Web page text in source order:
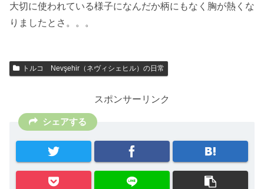
大切に使われている様子になんだか柄にもなく胸が熱くな
りましたとさ。。。
トルコ Nevşehir（ネヴィシェヒル）の日常
スポンサーリンク
シェアする